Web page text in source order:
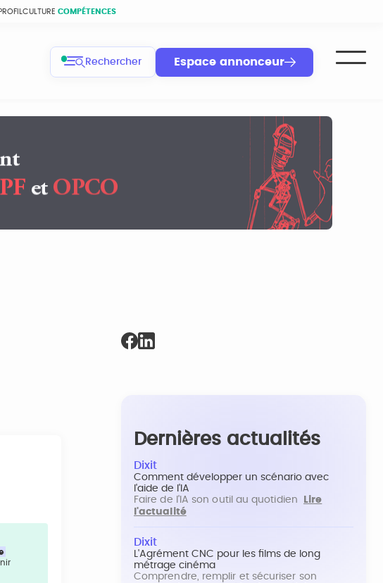
COMPÉTENCES
Rechercher Espace annonceur
Dernières actualités
Dixit
Comment développer un scénario avec
l'aide de l'IA
Faire de l'IA son outil au quotidien
Lire
l'actualité
Dixit
L'Agrément CNC pour les films de long
métrage cinéma
Comprendre, remplir et sécuriser son